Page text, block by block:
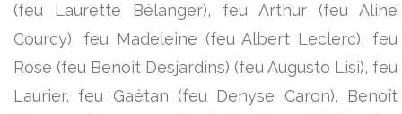
(feu Laurette Bélanger), feu Arthur (feu Aline
Courcy), feu Madeleine (feu Albert Leclerc), feu
Rose (feu Benoit Desjardins) (feu Augusto Lisi), feu
Laurier, feu Gaétan (feu Denyse Caron), Benoît